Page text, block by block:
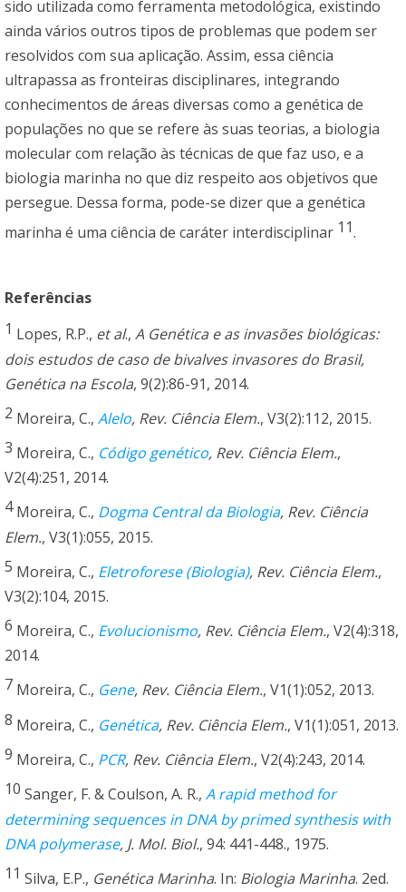
sido utilizada como ferramenta metodológica, existindo
ainda vários outros tipos de problemas que podem ser
resolvidos com sua aplicação. Assim, essa ciência
ultrapassa as fronteiras disciplinares, integrando
conhecimentos de áreas diversas como a genética de
populações no que se refere às suas teorias, a biologia
molecular com relação às técnicas de que faz uso, e a
biologia marinha no que diz respeito aos objetivos que
persegue. Dessa forma, pode-se dizer que a genética
marinha é uma ciência de caráter interdisciplinar 11.
Referências
1 Lopes, R.P., et al., A Genética e as invasões biológicas:
dois estudos de caso de bivalves invasores do Brasil,
Genética na Escola, 9(2):86-91, 2014.
2 Moreira, C., Alelo, Rev. Ciência Elem., V3(2):112, 2015.
3 Moreira, C., Código genético, Rev. Ciência Elem.,
V2(4):251, 2014.
4Moreira, C., Dogma Central da Biologia, Rev. Ciência
Elem., V3(1):055, 2015.
5 Moreira, C., Eletroforese (Biologia), Rev. Ciência Elem.,
V3(2):104, 2015.
6 Moreira, C., Evolucionismo, Rev. Ciência Elem., V2(4):318,
2014.
7 Moreira, C., Gene, Rev. Ciência Elem., V1(1):052, 2013.
8 Moreira, C., Genética, Rev. Ciência Elem., V1(1):051, 2013.
9 Moreira, C., PCR, Rev. Ciência Elem., V2(4):243, 2014.
10 Sanger, F. & Coulson, A. R., A rapid method for
determining sequences in DNA by primed synthesis with
DNA polymerase, J. Mol. Biol., 94: 441-448., 1975.
11 Silva, E.P., Genética Marinha. In: Biologia Marinha. 2ed.